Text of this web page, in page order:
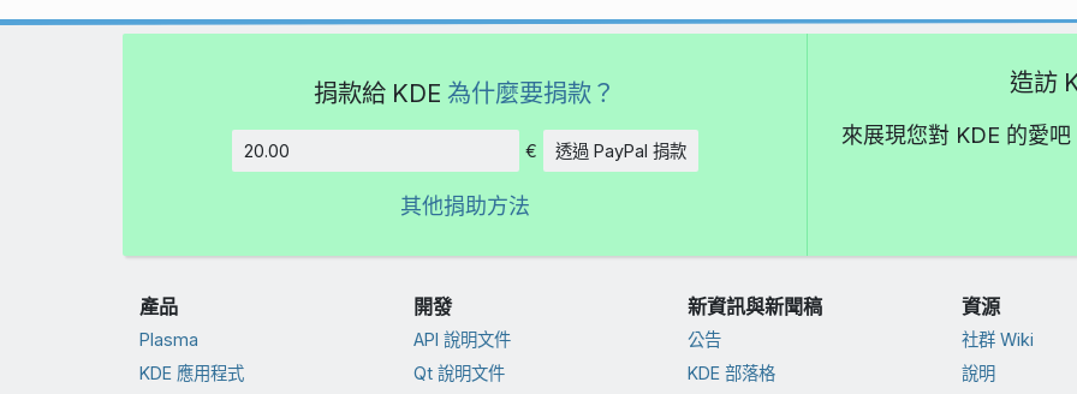
捐款給 KDE 為什麼要捐款？
€ 透過 PayPal 捐款
其他捐助方法
造訪
來展現您對 KDE 的愛
產品
Plasma
KDE 應用程式
開發
API 說明文件
Qt 說明文件
新資訊與新聞稿
公告
KDE 部落格
資源
社群 Wiki
說明